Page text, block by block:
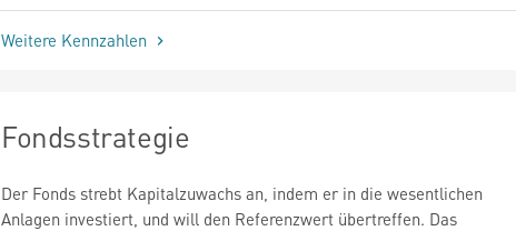
Weitere Kennzahlen
Fondsstrategie
Der Fonds strebt Kapitalzuwachs an, indem er in die wesentlichen
Anlagen investiert, und will den Referenzwert übertreffen. Das